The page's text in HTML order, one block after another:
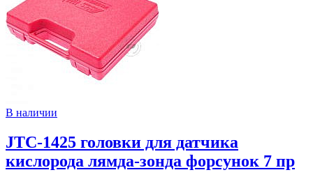
В наличии
JTC-1425 головки для датчика
кислорода лямда-зонда форсунок 7 пр